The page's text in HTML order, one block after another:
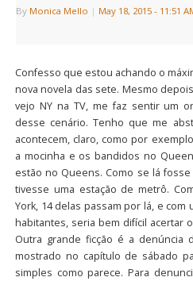
By Monica Mello | May 18, 2015 - 11:51
Confesso que estou achando o
nova novela das sete. Mesmo
vejo NY na TV, me faz sentir um
desse cenário. Tenho que me
acontecem, claro, como por
a mocinha e os bandidos no
estão no Queens. Como se lá
tivesse uma estação de metrô.
York, 14 delas passam por lá, e
habitantes, seria bem difícil acertar
Outra grande ficção é a denúncia
mostrado no capítulo de sábado
simples como parece. Para